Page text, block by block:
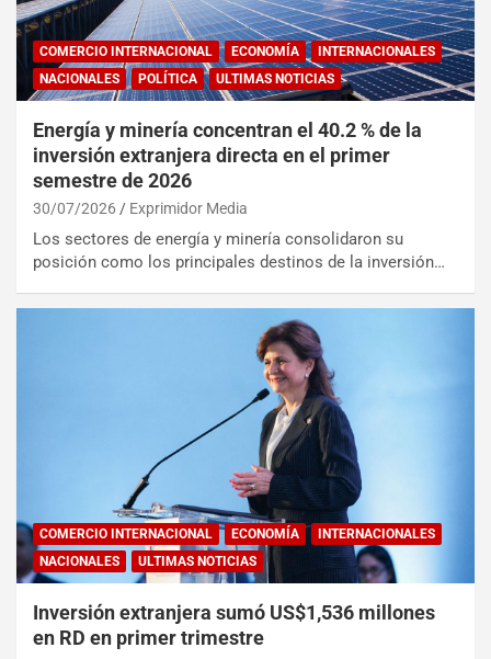
COMERCIO INTERNACIONAL ECONOMÍA
INTERNACIONALES
NACIONALES
POLÍTICA ULTIMAS NOTICIAS
Energía y minería concentran el 40.2 % de la
inversión extranjera directa en el primer
semestre de 2026
30/07/2026 Exprimidor Media
Los sectores de energía y minería consolidaron su
posición como los principales destinos de la inversión…
COMERCIO INTERNACIONAL ECONOMÍA
INTERNACIONALES
NACIONALES
ULTIMAS NOTICIAS
Inversión extranjera sumó US$1,536 millones
en RD en primer trimestre